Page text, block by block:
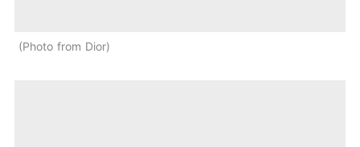
Photo from Dior